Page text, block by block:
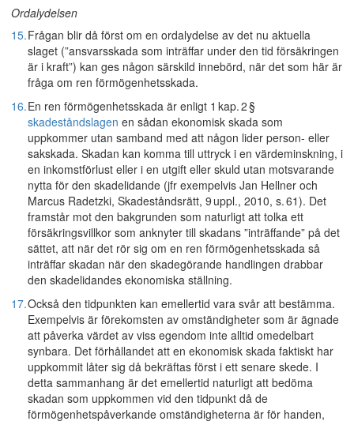
Ordalydelsen
15.Frågan blir då först om en ordalydelse av det nu aktuella
slaget (”ansvarsskada som inträffar under den tid försäkringen
är i kraft”) kan ges någon särskild innebörd, när det som här är
fråga om ren förmögenhetsskada.
16.En ren förmögenhetsskada är enligt 1 kap. 2 §
skadeståndslagen en sådan ekonomisk skada som
uppkommer utan samband med att någon lider person- eller
sakskada. Skadan kan komma till uttryck i en värdeminskning, i
en inkomstförlust eller i en utgift eller skuld utan motsvarande
nytta för den skadelidande (jfr exempelvis Jan Hellner och
Marcus Radetzki, Skadeståndsrätt, 9 uppl., 2010, s. 61). Det
framstår mot den bakgrunden som naturligt att tolka ett
försäkringsvillkor som anknyter till skadans ”inträffande” på det
sättet, att när det rör sig om en ren förmögenhetsskada så
inträffar skadan när den skadegörande handlingen drabbar
den skadelidandes ekonomiska ställning.
17.Också den tidpunkten kan emellertid vara svår att bestämma.
Exempelvis är förekomsten av omständigheter som är ägnade
att påverka värdet av viss egendom inte alltid omedelbart
synbara. Det förhållandet att en ekonomisk skada faktiskt har
uppkommit låter sig då bekräftas först i ett senare skede. I
detta sammanhang är det emellertid naturligt att bedöma
skadan som uppkommen vid den tidpunkt då de
förmögenhetspåverkande omständigheterna är för handen,